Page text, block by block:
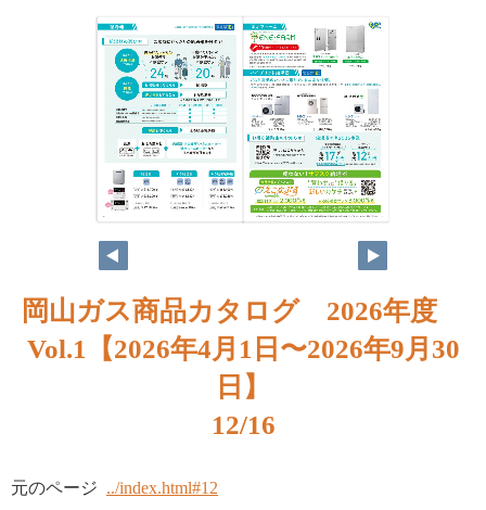
岡山ガス商品カタログ 2026年度
Vol.1【2026年4月1日〜2026年9月30
日】
12/16
元のページ ../index.html#12